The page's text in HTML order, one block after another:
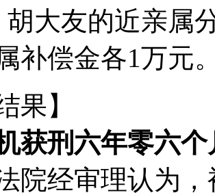
胡大友的近亲属
补偿金各1万元
果】
获刑六年零六个
院经审理认为